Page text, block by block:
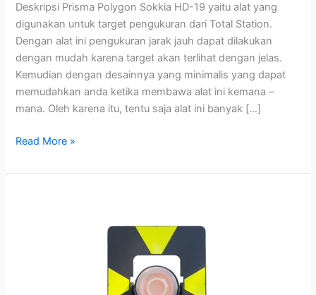
Deskripsi Prisma Polygon Sokkia HD-19 yaitu alat yang
digunakan untuk target pengukuran dari Total Station.
Dengan alat ini pengukuran jarak jauh dapat dilakukan
dengan mudah karena target akan terlihat dengan jelas.
Kemudian dengan desainnya yang minimalis yang dapat
memudahkan anda ketika membawa alat ini kemana –
mana. Oleh karena itu, tentu saja alat ini banyak […]
Read More »